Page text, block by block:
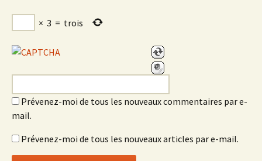
× 3 = trois
Prévenez-moi de tous les nouveaux commentaires par e-
mail.
Prévenez-moi de tous les nouveaux articles par e-mail.